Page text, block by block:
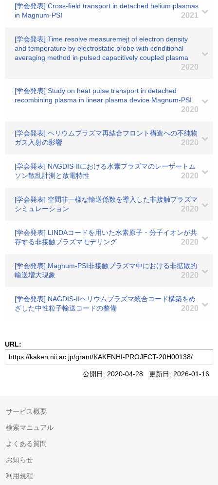
[学会発表] Cross-field transport in detached helium plasmas
in Magnum-PSI
2021
[学会発表] Time resolve measuremejt of electron density
and temperature by electrostatic probe with conditional
averaging method in pulsed capacitively coupled plasma
2020
[学会発表] Study on heat pulse transport in detached
recombining plasma in linear plasma device Magnum-PSI
2020
[学会発表] ヘリウムプラズマ再結合フロント構造への不純物
ガス入射の影響
2020
[学会発表] NAGDIS-IIにおける水素プラズマのレーザートム
ソン散乱計測と放電特性
2020
[学会発表] 空間非一様な輸送係数を導入した非接触プラズマ
シミュレーション
2020
[学会発表] LINDAコードを用いた水素原子・分子イオンが共
存する非接触プラズマモデリング
2020
[学会発表] Magnum-PSI非接触プラズマ中における非拡散的
輸送増大現象
2020
[学会発表] NAGDIS-IIヘリウムプラズマ統合コード構築をめ
ざした中性粒子輸送コードの整備
2020
URL:
公開日: 2020-04-28 更新日: 2026-01-16
サービス概要
検索マニュアル
よくある質問
お知らせ
利用規程